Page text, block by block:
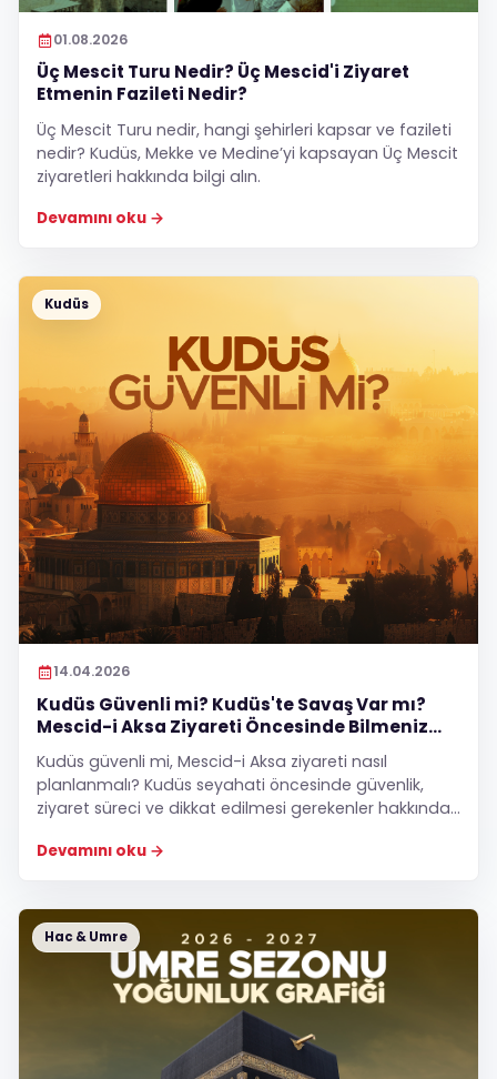
01.08.2026
Üç Mescit Turu Nedir? Üç Mescid'i Ziyaret
Etmenin Fazileti Nedir?
Üç Mescit Turu nedir, hangi şehirleri kapsar ve fazileti
nedir? Kudüs, Mekke ve Medine’yi kapsayan Üç Mescit
ziyaretleri hakkında bilgi alın.
Devamını oku
Kudüs
14.04.2026
Kudüs Güvenli mi? Kudüs'te Savaş Var mı?
Mescid-i Aksa Ziyareti Öncesinde Bilmeniz
Kudüs güvenli mi, Mescid-i Aksa ziyareti nasıl
planlanmalı? Kudüs seyahati öncesinde güvenlik,
ziyaret süreci ve dikkat edilmesi gerekenler hakkında
Devamını oku
Hac & Umre